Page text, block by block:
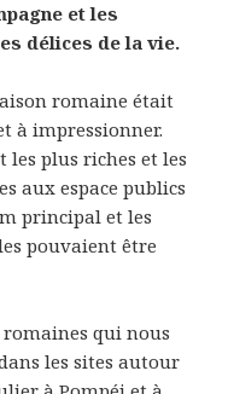
et les
délices de la vie.
romaine était
à impressionner.
les plus riches et les
aux espace publics
principal et les
pouvaient être
qui nous
les sites autour